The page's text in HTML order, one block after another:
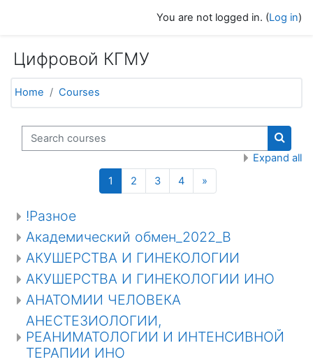
You are not logged in. (Log in)
Цифровой КГМУ
Home Courses
Search courses
Expand all
1 (current)
2 3 4 »Next page
!Разное
Академический обмен_2022_В
АКУШЕРСТВА И ГИНЕКОЛОГИИ
АКУШЕРСТВА И ГИНЕКОЛОГИИ ИНО
АНАТОМИИ ЧЕЛОВЕКА
АНЕСТЕЗИОЛОГИИ,
РЕАНИМАТОЛОГИИ И ИНТЕНСИВНОЙ
ТЕРАПИИ ИНО